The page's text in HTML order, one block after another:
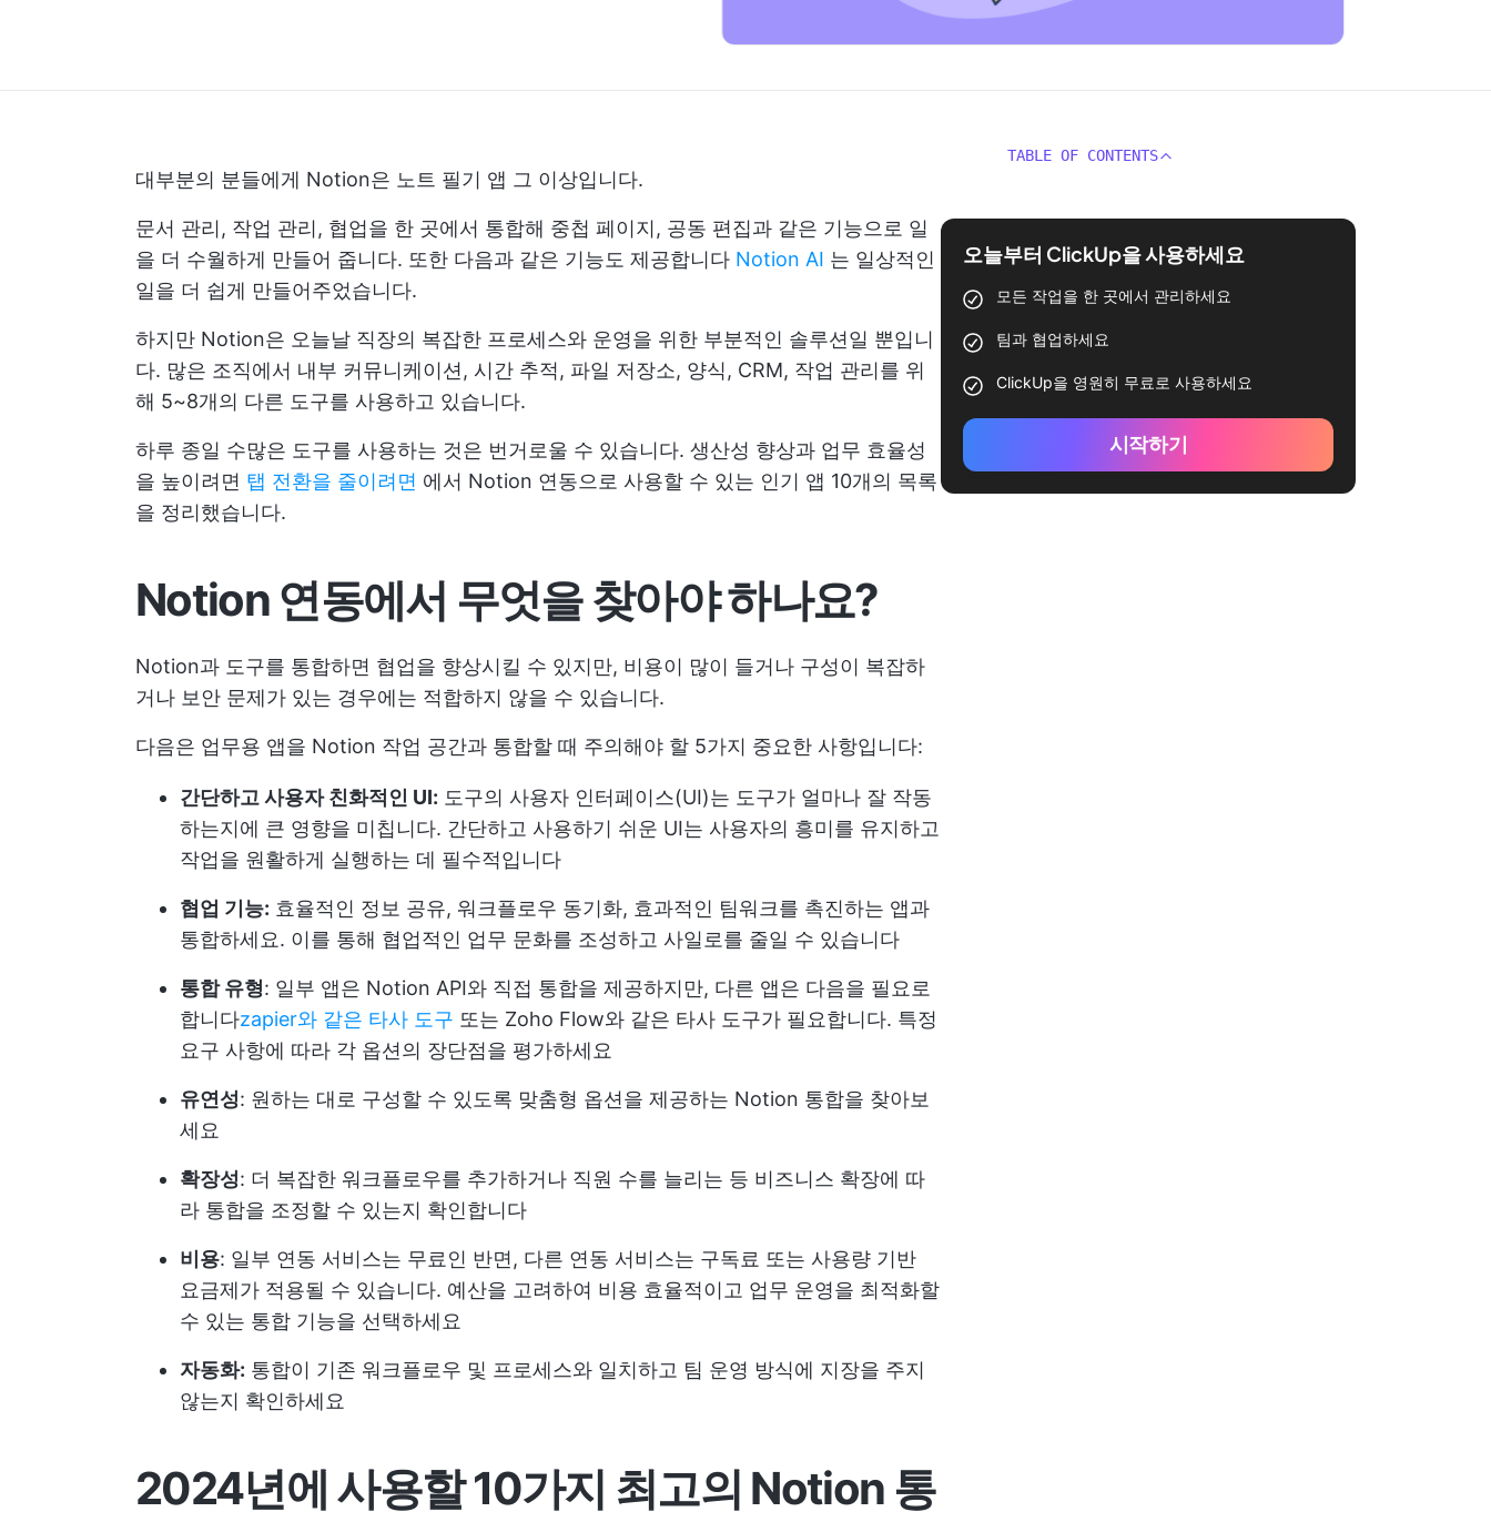
대부분의 분들에게 Notion은 노트 필기 앱 그 이상입니다.
문서 관리, 작업 관리, 협업을 한 곳에서 통합해 중첩 페이지, 공동 편집과 같은 기능으로 일
을 더 수월하게 만들어 줍니다. 또한 다음과 같은 기능도 제공합니다 Notion AI 는 일상적인
일을 더 쉽게 만들어주었습니다.
하지만 Notion은 오늘날 직장의 복잡한 프로세스와 운영을 위한 부분적인 솔루션일 뿐입니
다. 많은 조직에서 내부 커뮤니케이션, 시간 추적, 파일 저장소, 양식, CRM, 작업 관리를 위
해 5~8개의 다른 도구를 사용하고 있습니다.
하루 종일 수많은 도구를 사용하는 것은 번거로울 수 있습니다. 생산성 향상과 업무 효율성
을 높이려면 탭 전환을 줄이려면 에서 Notion 연동으로 사용할 수 있는 인기 앱 10개의 목록
을 정리했습니다.
Notion 연동에서 무엇을 찾아야 하나요?
Notion과 도구를 통합하면 협업을 향상시킬 수 있지만, 비용이 많이 들거나 구성이 복잡하
거나 보안 문제가 있는 경우에는 적합하지 않을 수 있습니다.
다음은 업무용 앱을 Notion 작업 공간과 통합할 때 주의해야 할 5가지 중요한 사항입니다:
간단하고 사용자 친화적인 UI: 도구의 사용자 인터페이스(UI)는 도구가 얼마나 잘 작동
하는지에 큰 영향을 미칩니다. 간단하고 사용하기 쉬운 UI는 사용자의 흥미를 유지하고
작업을 원활하게 실행하는 데 필수적입니다
협업 기능: 효율적인 정보 공유, 워크플로우 동기화, 효과적인 팀워크를 촉진하는 앱과
통합하세요. 이를 통해 협업적인 업무 문화를 조성하고 사일로를 줄일 수 있습니다
통합 유형: 일부 앱은 Notion API와 직접 통합을 제공하지만, 다른 앱은 다음을 필요로
합니다zapier와 같은 타사 도구 또는 Zoho Flow와 같은 타사 도구가 필요합니다. 특정
요구 사항에 따라 각 옵션의 장단점을 평가하세요
유연성: 원하는 대로 구성할 수 있도록 맞춤형 옵션을 제공하는 Notion 통합을 찾아보
세요
확장성: 더 복잡한 워크플로우를 추가하거나 직원 수를 늘리는 등 비즈니스 확장에 따
라 통합을 조정할 수 있는지 확인합니다
비용: 일부 연동 서비스는 무료인 반면, 다른 연동 서비스는 구독료 또는 사용량 기반
요금제가 적용될 수 있습니다. 예산을 고려하여 비용 효율적이고 업무 운영을 최적화할
수 있는 통합 기능을 선택하세요
자동화: 통합이 기존 워크플로우 및 프로세스와 일치하고 팀 운영 방식에 지장을 주지
않는지 확인하세요
2024년에 사용할 10가지 최고의 Notion 통
TABLE OF CONTENTS
오늘부터 ClickUp을 사용하세요
모든 작업을 한 곳에서 관리하세요
팀과 협업하세요
ClickUp을 영원히 무료로 사용하세요
시작하기